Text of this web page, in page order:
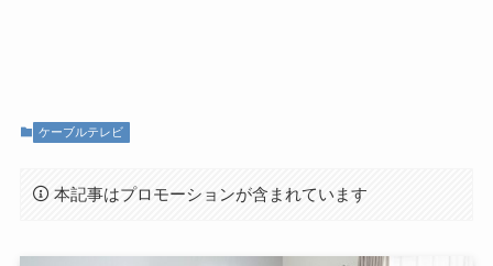
ケーブルテレビ
本記事はプロモーションが含まれています